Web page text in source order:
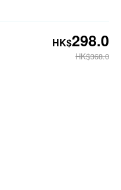
HK$298.0
HK$368.0